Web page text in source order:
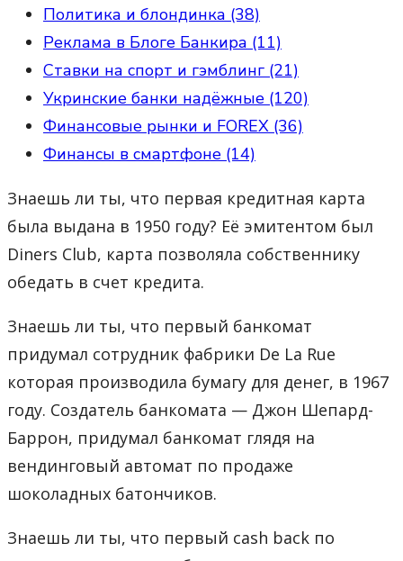
Политика и блондинка (38)
Реклама в Блоге Банкира (11)
Ставки на спорт и гэмблинг (21)
Укринские банки надёжные (120)
Финансовые рынки и FOREX (36)
Финансы в смартфоне (14)
Знаешь ли ты, что первая кредитная карта
была выдана в 1950 году? Её эмитентом был
Diners Club, карта позволяла собственнику
обедать в счет кредита.
Знаешь ли ты, что первый банкомат
придумал сотрудник фабрики De La Rue
которая производила бумагу для денег, в 1967
году. Создатель банкомата — Джон Шепард-
Баррон, придумал банкомат глядя на
вендинговый автомат по продаже
шоколадных батончиков.
Знаешь ли ты, что первый cash back по